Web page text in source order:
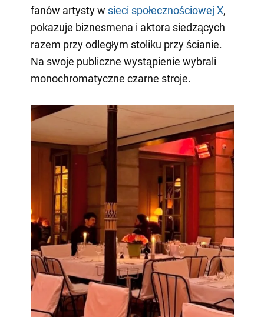
fanów artysty w sieci społecznościowej X,
pokazuje biznesmena i aktora siedzących
razem przy odległym stoliku przy ścianie.
Na swoje publiczne wystąpienie wybrali
monochromatyczne czarne stroje.